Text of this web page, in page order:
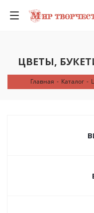
ЦВЕТЫ,
Главная - Каталог -